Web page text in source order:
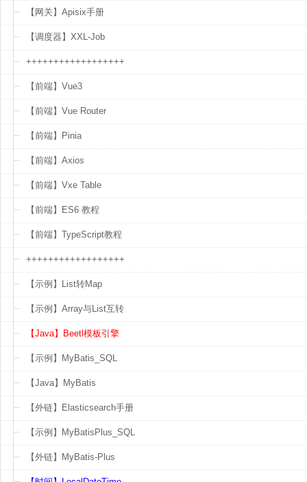
【网关】Apisix手册
【调度器】XXL-Job
++++++++++++++++++
【前端】Vue3
【前端】Vue Router
【前端】Pinia
【前端】Axios
【前端】Vxe Table
【前端】ES6 教程
【前端】TypeScript教程
++++++++++++++++++
【示例】List转Map
【示例】Array与List互转
【Java】Beetl模板引擎
【示例】MyBatis_SQL
【Java】MyBatis
【外链】Elasticsearch手册
【示例】MyBatisPlus_SQL
【外链】MyBatis-Plus